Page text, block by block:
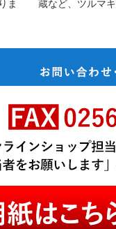
ま
蔵など、ツルマ